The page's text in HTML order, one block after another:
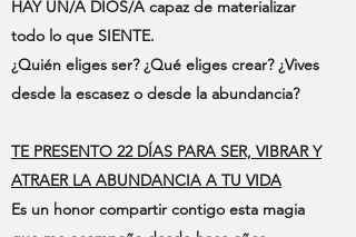
HAY UN/A DIOS/A capaz de materializar
todo lo que SIENTE.
¿Quién eliges ser? ¿Qué eliges crear? ¿Vives
desde la escasez o desde la abundancia?
TE PRESENTO 22 DÍAS PARA SER, VIBRAR Y
ATRAER LA ABUNDANCIA A TU VIDA
Es un honor compartir contigo esta magia